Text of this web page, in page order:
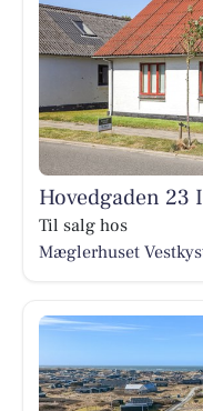
Hovedgaden 23
Til salg hos
Mæglerhuset